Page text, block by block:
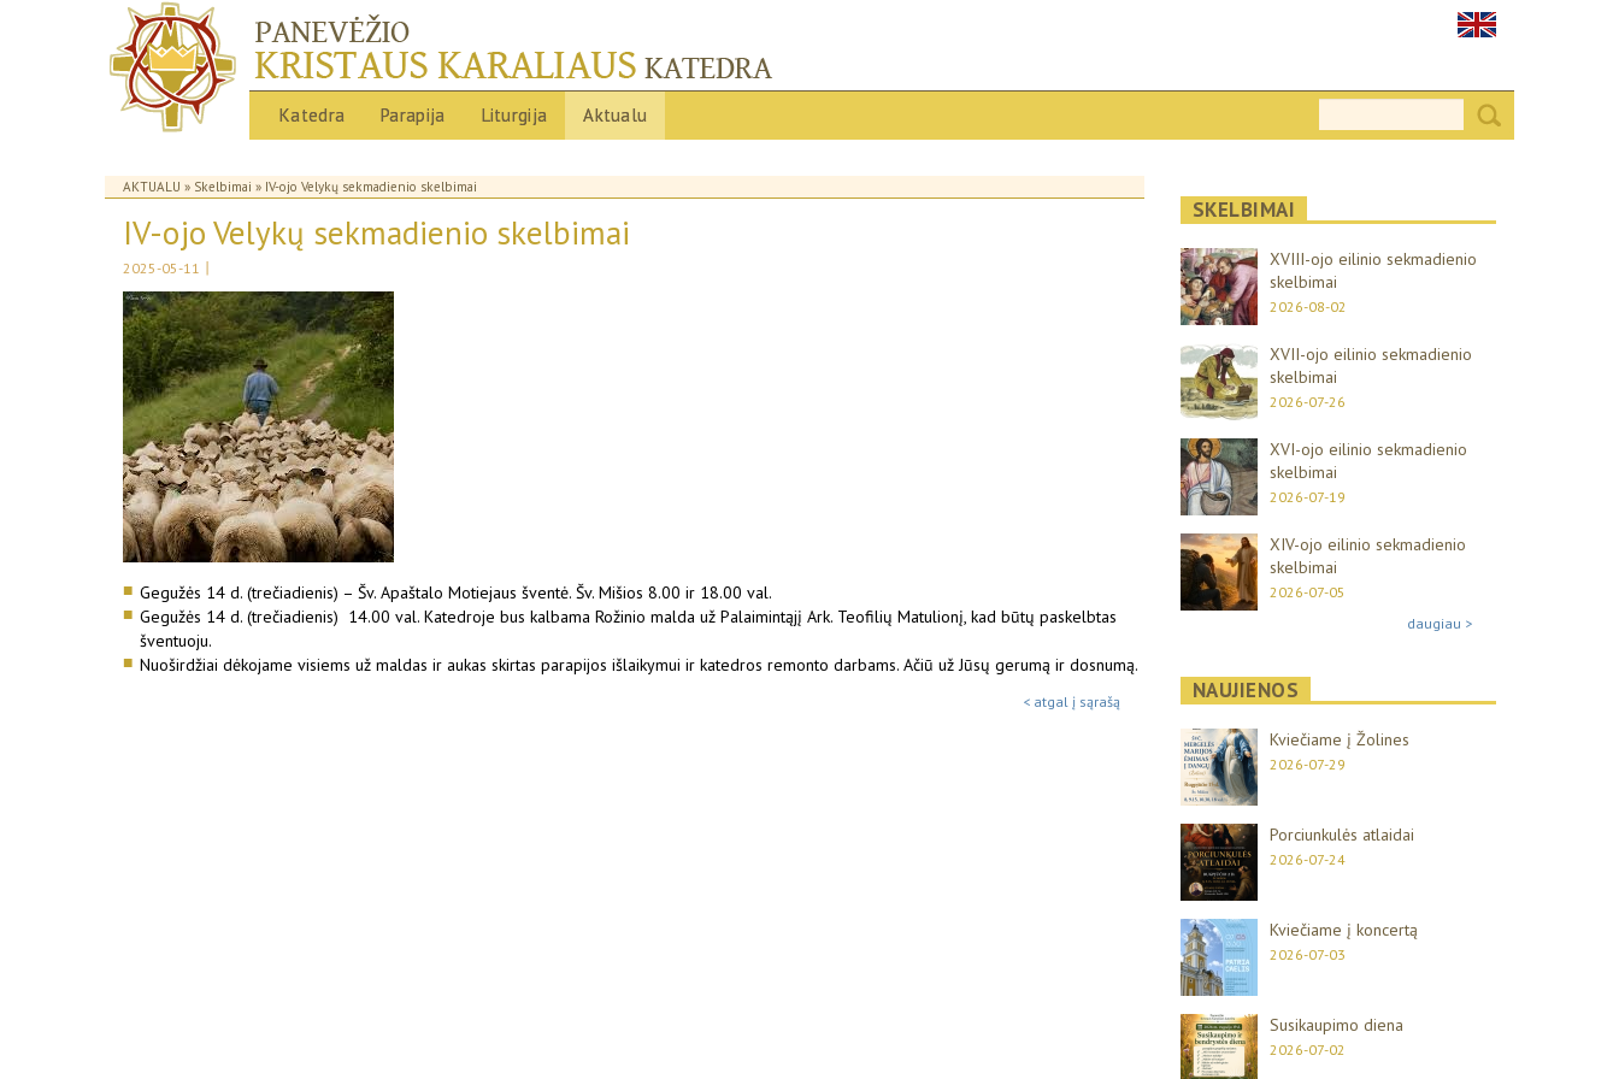
Katedra Parapija Liturgija Aktualu
AKTUALU » Skelbimai » IV-ojo Velykų sekmadienio skelbimai
IV-ojo Velykų sekmadienio skelbimai
2025-05-11 |
Gegužės 14 d. (trečiadienis) – Šv. Apaštalo Motiejaus šventė. Šv. Mišios 8.00 ir 18.00 val.
Gegužės 14 d. (trečiadienis) 14.00 val. Katedroje bus kalbama Rožinio malda už Palaimintąjį Ark. Teofilių Matulionį, kad būtų paskelbtas
šventuoju.
Nuoširdžiai dėkojame visiems už maldas ir aukas skirtas parapijos išlaikymui ir katedros remonto darbams. Ačiū už Jūsų gerumą ir dosnumą.
< atgal į sąrašą
SKELBIMAI
XVIII-ojo eilinio sekmadienio
skelbimai
2026-08-02
XVII-ojo eilinio sekmadienio
skelbimai
2026-07-26
XVI-ojo eilinio sekmadienio
skelbimai
2026-07-19
XIV-ojo eilinio sekmadienio
skelbimai
2026-07-05
daugiau >
NAUJIENOS
Kviečiame į Žolines
2026-07-29
Porciunkulės atlaidai
2026-07-24
Kviečiame į koncertą
2026-07-03
Susikaupimo diena
2026-07-02